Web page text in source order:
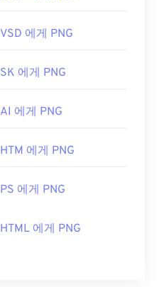
VSD 에게 PNG
SK 에게 PNG
AI 에게 PNG
HTM 에게 PNG
PS 에게 PNG
HTML 에게 PNG